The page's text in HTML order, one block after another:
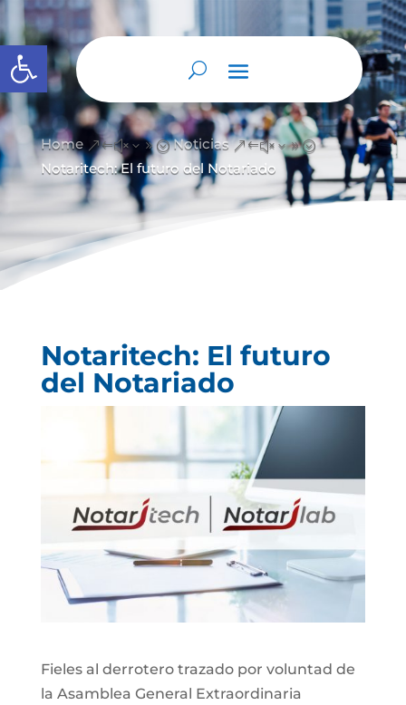
Abrir barra de herramientas
Home &#x39; Noticias &#x39;
Notaritech: El futuro del Notariado
Notaritech: El futuro
del Notariado
Fieles al derrotero trazado por voluntad de
la Asamblea General Extraordinaria